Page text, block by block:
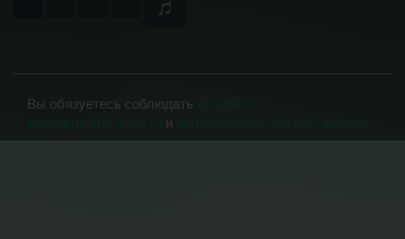
Вы обязуетесь соблюдать
и